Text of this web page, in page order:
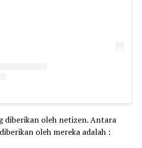
diberikan oleh netizen. Antara
oleh mereka adalah :